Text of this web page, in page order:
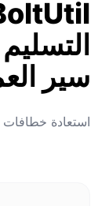
سير
استعادة خطافات